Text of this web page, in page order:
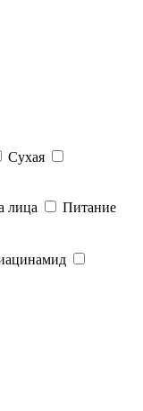
Сухая
лица
Питание